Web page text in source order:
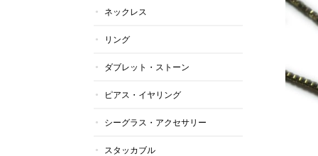
ネックレス
リング
ダブレット・ストーン
ピアス・イヤリング
シーグラス・アクセサリー
スタッカブル